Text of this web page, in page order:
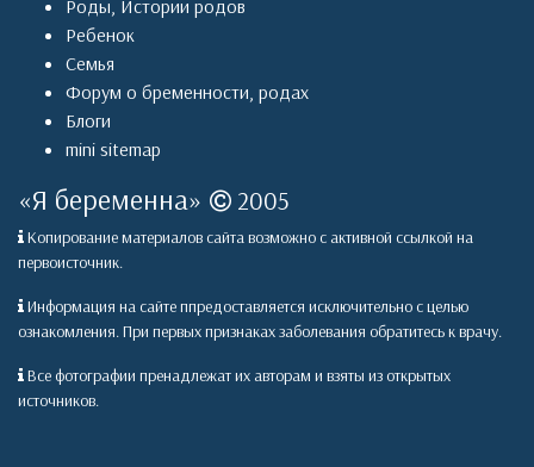
Роды, Истории родов
Ребенок
Семья
Форум о бременности, родах
Блоги
mini sitemap
«Я беременна» 2005
Копирование материалов сайта возможно с активной ссылкой на
первоисточник.
Информация на сайте ппредоставляется исключительно с целью
ознакомления. При первых признаках заболевания обратитесь к врачу.
Все фотографии пренадлежат их авторам и взяты из открытых
источников.